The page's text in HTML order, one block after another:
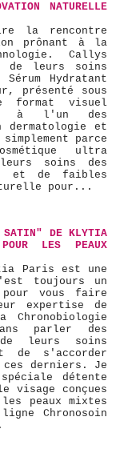
NATURELLE
la rencontre
prônant à la
Callys
de leurs soins
Hydratant
présenté sous
format visuel
à l'un des
et
parce
ultra
soins des
et de faibles
pour...
SATIN" DE KLYTIA
LES PEAUX
Paris est une
toujours un
vous faire
expertise de
parler des
leurs soins
de s'accorder
ces derniers. Je
détente
visage conçues
peaux mixtes
Chronosoin